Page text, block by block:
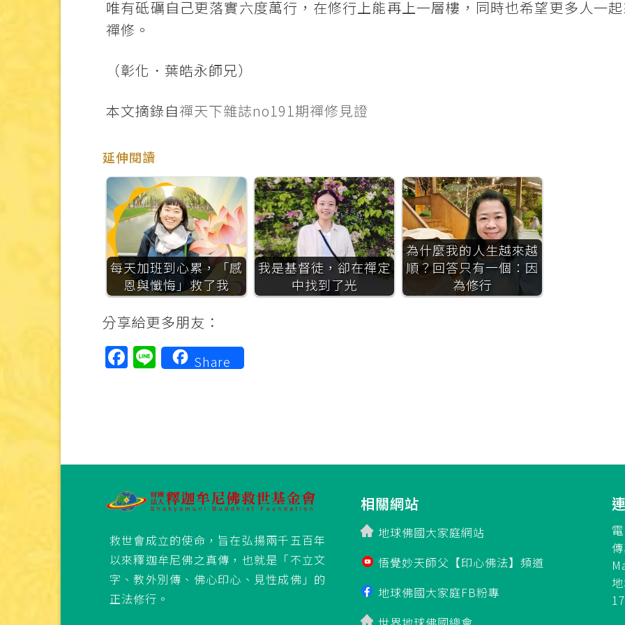
唯有砥礪自己更落實六度萬行，在修行上能再上一層樓，同時也希望更多人一
禪修。
（彰化．葉皓永師兄）
本文摘錄自禪天下雜誌no191期禪修見證
延伸閱讀
每天加班到心累，「感
恩與懺悔」救了我
我是基督徒，卻在禪定
中找到了光
為什麼我的人生越來越
順？回答只有一個：因
為修行
分享給更多朋友：
Facebook
LineShare
救世會成立的使命，旨在弘揚兩千五百年
以來釋迦牟尼佛之真傳，也就是「不立文
字、教外別傳、佛心印心、見性成佛」的
正法修行。
相關網站
地球佛國大家庭網站
悟覺妙天師父【印心佛法】頻道
地球佛國大家庭FB粉專